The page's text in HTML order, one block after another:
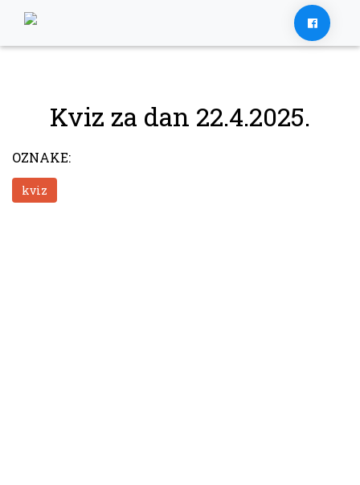
Skip
content
Kviz za dan 22.4.2025.
OZNAKE:
kviz